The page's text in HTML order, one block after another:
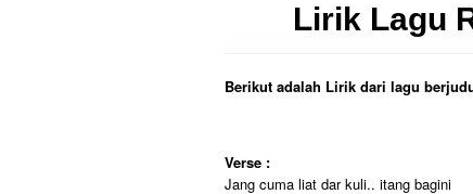
Lirik Lagu
Berikut adalah Lirik dari lagu
Verse :
Jang cuma liat dar kuli.. itang bagini